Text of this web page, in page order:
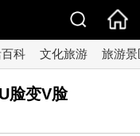
科 文化旅游 旅游景
脸变V脸